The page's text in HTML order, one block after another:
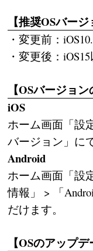
【推奨OSバージ
・変更前：
・変更後：
【OSバージョン
iOS
ホーム画面「設
バージョン」に
Android
ホーム画面「設
情報」 > 「
だけます。
【OSのアップデ